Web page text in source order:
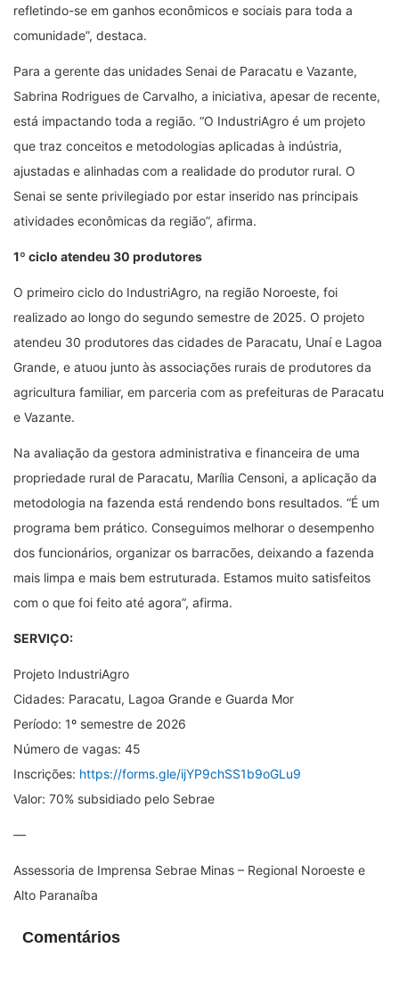
refletindo-se em ganhos econômicos e sociais para toda a
comunidade”, destaca.
Para a gerente das unidades Senai de Paracatu e Vazante,
Sabrina Rodrigues de Carvalho, a iniciativa, apesar de recente,
está impactando toda a região. “O IndustriAgro é um projeto
que traz conceitos e metodologias aplicadas à indústria,
ajustadas e alinhadas com a realidade do produtor rural. O
Senai se sente privilegiado por estar inserido nas principais
atividades econômicas da região”, afirma.
1º ciclo atendeu 30 produtores
O primeiro ciclo do IndustriAgro, na região Noroeste, foi
realizado ao longo do segundo semestre de 2025. O projeto
atendeu 30 produtores das cidades de Paracatu, Unaí e Lagoa
Grande, e atuou junto às associações rurais de produtores da
agricultura familiar, em parceria com as prefeituras de Paracatu
e Vazante.
Na avaliação da gestora administrativa e financeira de uma
propriedade rural de Paracatu, Marília Censoni, a aplicação da
metodologia na fazenda está rendendo bons resultados. “É um
programa bem prático. Conseguimos melhorar o desempenho
dos funcionários, organizar os barracões, deixando a fazenda
mais limpa e mais bem estruturada. Estamos muito satisfeitos
com o que foi feito até agora”, afirma.
SERVIÇO:
Projeto IndustriAgro
Cidades: Paracatu, Lagoa Grande e Guarda Mor
Período: 1º semestre de 2026
Número de vagas: 45
Inscrições: https://forms.gle/ijYP9chSS1b9oGLu9
Valor: 70% subsidiado pelo Sebrae
—
Assessoria de Imprensa Sebrae Minas – Regional Noroeste e
Alto Paranaíba
Comentários